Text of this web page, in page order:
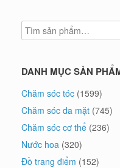
DANH MỤC SẢN
Chăm sóc tóc (1599)
Chăm sóc da mặt (745)
Chăm sóc cơ thể (236)
Nước hoa (320)
Đồ trang điểm (152)